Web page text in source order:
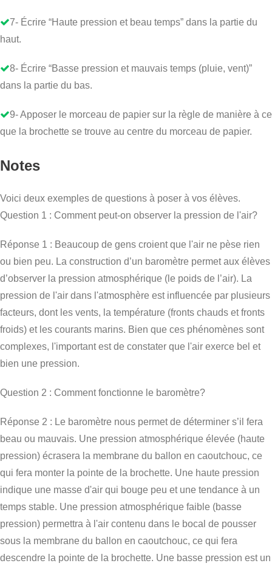
7- Écrire “Haute pression et beau temps” dans la partie du
haut.
8- Écrire “Basse pression et mauvais temps (pluie, vent)”
dans la partie du bas.
9- Apposer le morceau de papier sur la règle de manière à ce
que la brochette se trouve au centre du morceau de papier.
Notes
Voici deux exemples de questions à poser à vos élèves.
Question 1 : Comment peut-on observer la pression de l'air?
Réponse 1 : Beaucoup de gens croient que l'air ne pèse rien
ou bien peu. La construction d’un baromètre permet aux élèves
d’observer la pression atmosphérique (le poids de l’air). La
pression de l'air dans l'atmosphère est influencée par plusieurs
facteurs, dont les vents, la température (fronts chauds et fronts
froids) et les courants marins. Bien que ces phénomènes sont
complexes, l'important est de constater que l'air exerce bel et
bien une pression.
Question 2 : Comment fonctionne le baromètre?
Réponse 2 : Le baromètre nous permet de déterminer s’il fera
beau ou mauvais. Une pression atmosphérique élevée (haute
pression) écrasera la membrane du ballon en caoutchouc, ce
qui fera monter la pointe de la brochette. Une haute pression
indique une masse d'air qui bouge peu et une tendance à un
temps stable. Une pression atmosphérique faible (basse
pression) permettra à l'air contenu dans le bocal de pousser
sous la membrane du ballon en caoutchouc, ce qui fera
descendre la pointe de la brochette. Une basse pression est un